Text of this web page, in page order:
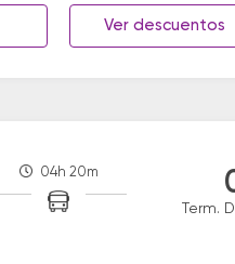
Ver descuentos
04h 20m
Term.